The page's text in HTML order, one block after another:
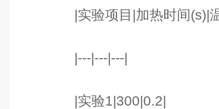
|实验项目|加热时间(s)|
|---|---|---|
|实验1|300|0.2|